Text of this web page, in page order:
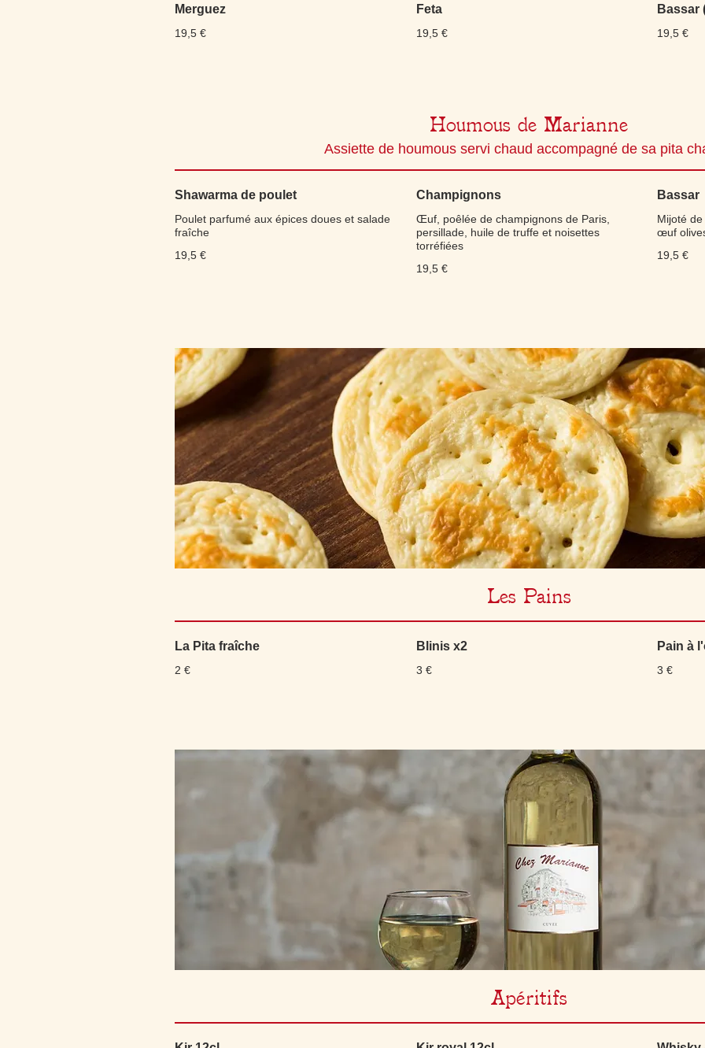
Merguez
19,5 €
Feta
19,5 €
Bassar
19,5 €
Houmous de Marianne
Assiette de houmous servi chaud accompagné de sa pita
Shawarma de poulet
Poulet parfumé aux épices doues et salade
fraîche
19,5 €
Champignons
Œuf, poêlée de champignons de Paris,
persillade, huile de truffe et noisettes
torréfiées
19,5 €
Bassar
Mijoté
œuf
19,5 €
Les Pains
La Pita fraîche
2 €
Blinis x2
3 €
Pain à
3 €
Apéritifs